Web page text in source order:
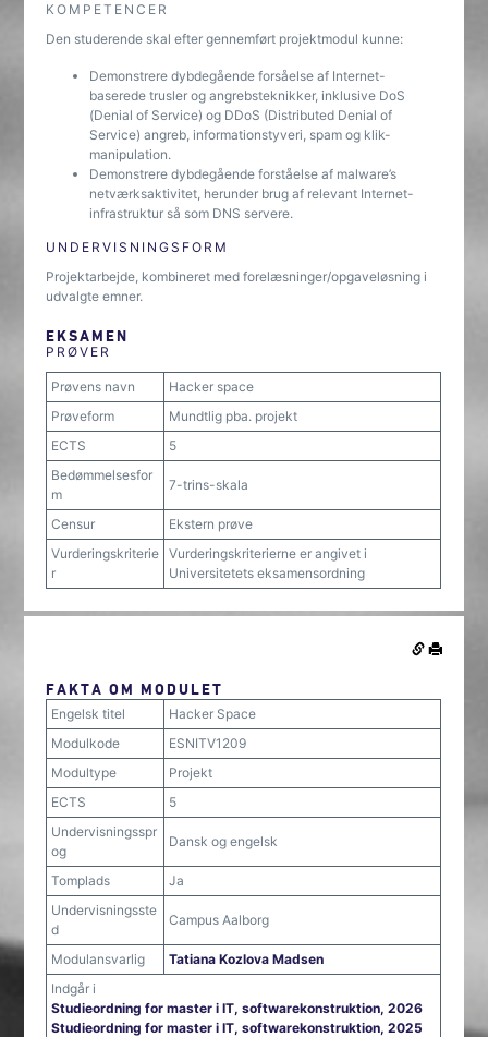
KOMPETENCER
Den studerende skal efter gennemført projektmodul kunne:
Demonstrere dybdegående forsåelse af Internet-
baserede trusler og angrebsteknikker, inklusive DoS
(Denial of Service) og DDoS (Distributed Denial of
Service) angreb, informationstyveri, spam og klik-
manipulation.
Demonstrere dybdegående forståelse af malware’s
netværksaktivitet, herunder brug af relevant Internet-
infrastruktur så som DNS servere.
UNDERVISNINGSFORM
Projektarbejde, kombineret med forelæsninger/opgaveløsning i
udvalgte emner.
EKSAMEN
PRØVER
Prøvens navn
Hacker space
Prøveform
Mundtlig pba. projekt
ECTS
5
Bedømmelsesfor
m
7-trins-skala
Censur
Ekstern prøve
Vurderingskriterie
r
Vurderingskriterierne er angivet i
Universitetets eksamensordning
FAKTA OM MODULET
Engelsk titel
Hacker Space
Modulkode
ESNITV1209
Modultype
Projekt
ECTS
5
Undervisningsspr
og
Dansk og engelsk
Tomplads
Ja
Undervisningsste
d
Campus Aalborg
Modulansvarlig
Tatiana Kozlova Madsen
Indgår i
Studieordning for master i IT, softwarekonstruktion, 2026
Studieordning for master i IT, softwarekonstruktion, 2025